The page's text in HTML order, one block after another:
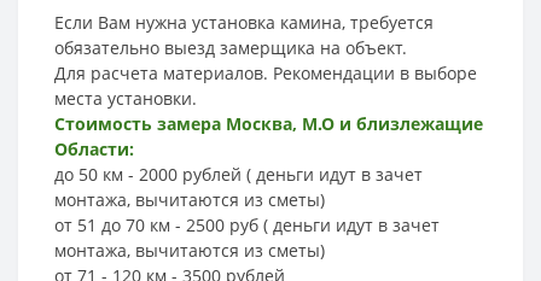
Если Вам нужна установка камина, требуется
обязательно выезд замерщика на объект.
Для расчета материалов. Рекомендации в выборе
места установки.
Стоимость замера Москва, М.О и близлежащие
Области:
до 50 км - 2000 рублей ( деньги идут в зачет
монтажа, вычитаются из сметы)
от 51 до 70 км - 2500 руб ( деньги идут в зачет
монтажа, вычитаются из сметы)
от 71 - 120 км - 3500 рублей